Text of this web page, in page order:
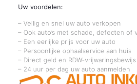
Uw voordelen:
– Veilig en snel uw auto verkopen
– Ook auto’s met schade, defecten of
– Een eerlijke prijs voor uw auto
– Persoonlijke ophaalservice aan huis
– Direct geld en RDW-vrijwaringsbewijs
– 24 uur per dag uw auto aanmelden